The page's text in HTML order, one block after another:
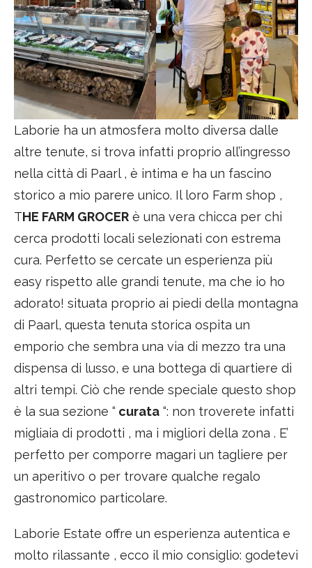
Laborie ha un atmosfera molto diversa dalle
altre tenute, si trova infatti proprio all’ingresso
nella città di Paarl , è intima e ha un fascino
storico a mio parere unico. Il loro Farm shop ,
THE FARM GROCER è una vera chicca per chi
cerca prodotti locali selezionati con estrema
cura. Perfetto se cercate un esperienza più
easy rispetto alle grandi tenute, ma che io ho
adorato! situata proprio ai piedi della montagna
di Paarl, questa tenuta storica ospita un
emporio che sembra una via di mezzo tra una
dispensa di lusso, e una bottega di quartiere di
altri tempi. Ciò che rende speciale questo shop
è la sua sezione “ curata “: non troverete infatti
migliaia di prodotti , ma i migliori della zona . E’
perfetto per comporre magari un tagliere per
un aperitivo o per trovare qualche regalo
gastronomico particolare.
Laborie Estate offre un esperienza autentica e
molto rilassante , ecco il mio consiglio: godetevi